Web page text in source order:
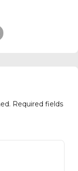
Required fields